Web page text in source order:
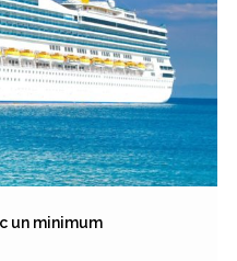
un minimum